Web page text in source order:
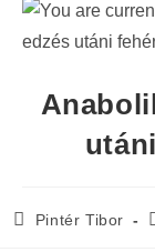
Pintér Tibor